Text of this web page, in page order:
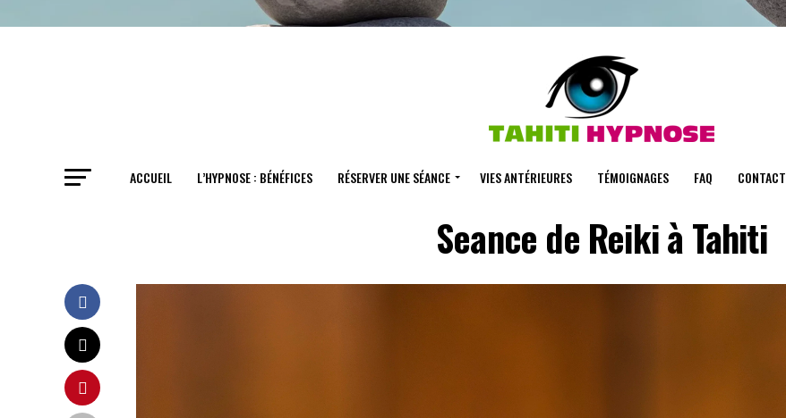
ACCUEIL L’HYPNOSE : BÉNÉFICES RÉSERVER UNE SÉANCE VIES ANTÉRIEURES TÉMOIGNAGES FAQ CONTACT
Seance de Reiki à Tahiti